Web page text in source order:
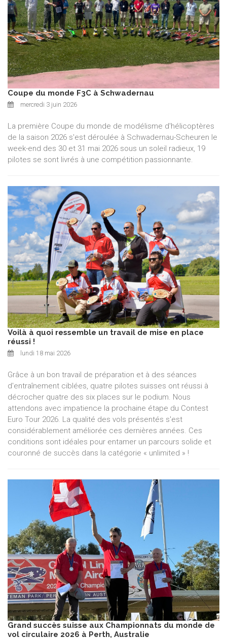
Coupe du monde F3C à Schwadernau
mercredi 3 juin 2026
La première Coupe du monde de modélisme d'hélicoptères
de la saison 2026 s'est déroulée à Schwadernau-Scheuren le
week-end des 30 et 31 mai 2026 sous un soleil radieux, 19
pilotes se sont livrés à une compétition passionnante.
Voilà à quoi ressemble un travail de mise en place
réussi !
lundi 18 mai 2026
Grâce à un bon travail de préparation et à des séances
d'entraînement ciblées, quatre pilotes suisses ont réussi à
décrocher quatre des six places sur le podium. Nous
attendons avec impatience la prochaine étape du Contest
Euro Tour 2026. La qualité des vols présentés s'est
considérablement améliorée ces dernières années. Ces
conditions sont idéales pour entamer un parcours solide et
couronné de succès dans la catégorie « unlimited » !
Grand succès suisse aux Championnats du monde de
vol circulaire 2026 à Perth, Australie